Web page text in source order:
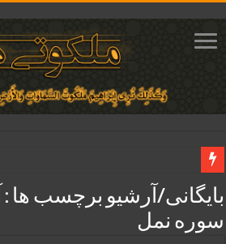
دعای مجرب برای فروش سریع کالا و رونق فروش
دعای ایجاد عشق و محبت آتشین در قلب معشوق |
ختم آیات ۲ و ۳ سوره طلاق برای افزایش رزق و روزی | روش ختم، متن آیات و فضیلت
بایگانی/آرشیو برچسب ها :
سوره نمل